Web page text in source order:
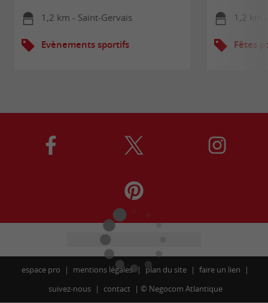
1,2 km - Saint-Gervais
Evènements sportifs
1,2 km
Fêtes
espace pro mentions légales plan du site
faire un lien
suivez-nous
contact © Negocom Atlantique